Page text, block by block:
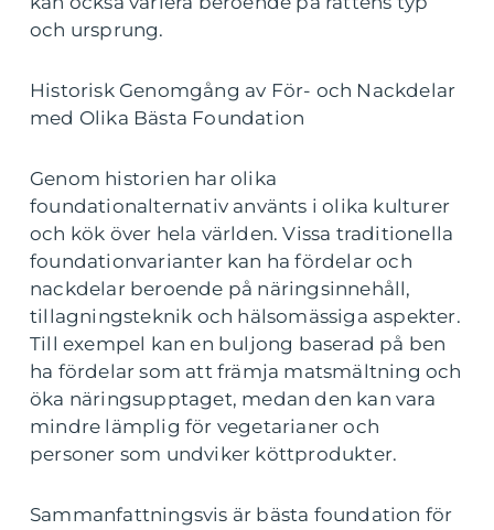
och ursprung.
Historisk Genomgång av För- och Nackdelar
med Olika Bästa Foundation
Genom historien har olika
foundationalternativ använts i olika kulturer
och kök över hela världen. Vissa traditionella
foundationvarianter kan ha fördelar och
nackdelar beroende på näringsinnehåll,
tillagningsteknik och hälsomässiga aspekter.
Till exempel kan en buljong baserad på ben
ha fördelar som att främja matsmältning och
öka näringsupptaget, medan den kan vara
mindre lämplig för vegetarianer och
personer som undviker köttprodukter.
Sammanfattningsvis är bästa foundation för